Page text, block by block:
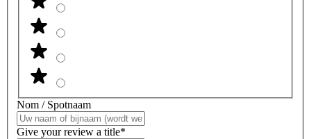
Nom / Spotnaam
Give your review a title*